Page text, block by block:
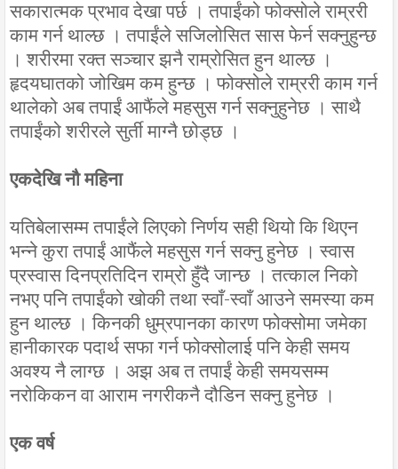
सकारात्मक प्रभाव देखा पर्छ । तपाईंको फोक्सोले राम्ररी
काम गर्न थाल्छ । तपाईंले सजिलोसित सास फेर्न सक्नुहुन्छ
। शरीरमा रक्त सञ्चार झनै राम्रोसित हुन थाल्छ ।
हृदयघातको जोखिम कम हुन्छ । फोक्सोले राम्ररी काम गर्न
थालेको अब तपाईं आफैंले महसुस गर्न सक्नुहुनेछ । साथै
तपाईंको शरीरले सुर्ती माग्नै छोड्छ ।
एकदेखि नौ महिना
यतिबेलासम्म तपाईंले लिएको निर्णय सही थियो कि थिएन
भन्ने कुरा तपाईं आफैंले महसुस गर्न सक्नु हुनेछ । स्वास
प्रस्वास दिनप्रतिदिन राम्रो हुँदै जान्छ । तत्काल निको
नभए पनि तपाईंको खोकी तथा स्वाँ-स्वाँ आउने समस्या कम
हुन थाल्छ । किनकी धुम्रपानका कारण फोक्सोमा जमेका
हानीकारक पदार्थ सफा गर्न फोक्सोलाई पनि केही समय
अवश्य नै लाग्छ । अझ अब त तपाईं केही समयसम्म
नरोकिकन वा आराम नगरीकनै दौडिन सक्नु हुनेछ ।
एक वर्ष